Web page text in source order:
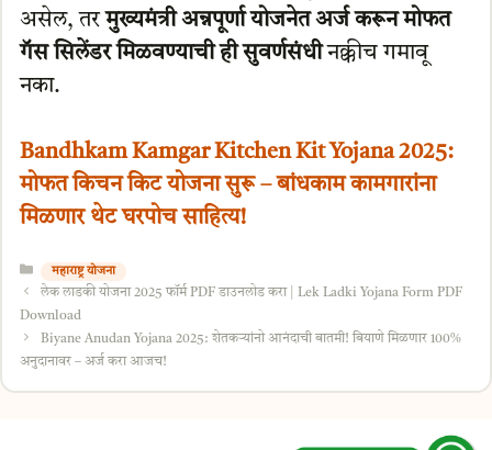
असेल, तरमुख्यमंत्री अन्नपूर्णा योजनेत अर्ज करून मोफत
गॅस सिलेंडर मिळवण्याची ही सुवर्णसंधीनक्कीच गमावू
नका.
Bandhkam Kamgar Kitchen Kit Yojana 2025:
मोफत किचन किट योजना सुरू – बांधकाम कामगारांना
मिळणार थेट घरपोच साहित्य!
Categories
महाराष्ट्र योजना
लेक लाडकी योजना 2025 फॉर्म PDF डाउनलोड करा | Lek Ladki Yojana Form PDF
Download
Biyane Anudan Yojana 2025: शेतकऱ्यांनो आनंदाची बातमी! बियाणे मिळणार 100%
अनुदानावर – अर्ज करा आजच!